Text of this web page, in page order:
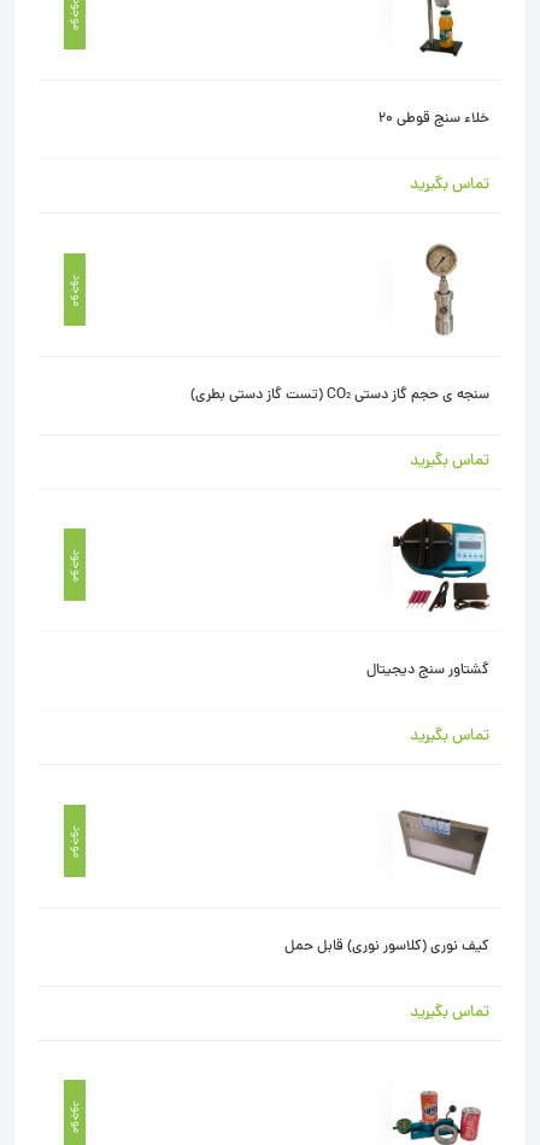
موجود
خلاء سنج قوطی 20
تماس بگیرید
موجود
سنجه ی حجم گاز دستی CO₂ (تست گاز دستی بطری)
تماس بگیرید
موجود
گشتاور سنج دیجیتال
تماس بگیرید
موجود
کیف نوری (کلاسور نوری) قابل حمل
تماس بگیرید
موجود